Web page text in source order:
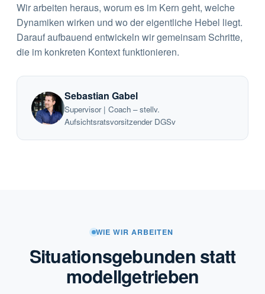
Wir arbeiten heraus, worum es im Kern geht, welche
Dynamiken wirken und wo der eigentliche Hebel liegt.
Darauf aufbauend entwickeln wir gemeinsam Schritte,
die im konkreten Kontext funktionieren.
Sebastian Gabel
Supervisor | Coach – stellv.
Aufsichtsratsvorsitzender DGSv
WIE WIR ARBEITEN
Situationsgebunden statt
modellgetrieben